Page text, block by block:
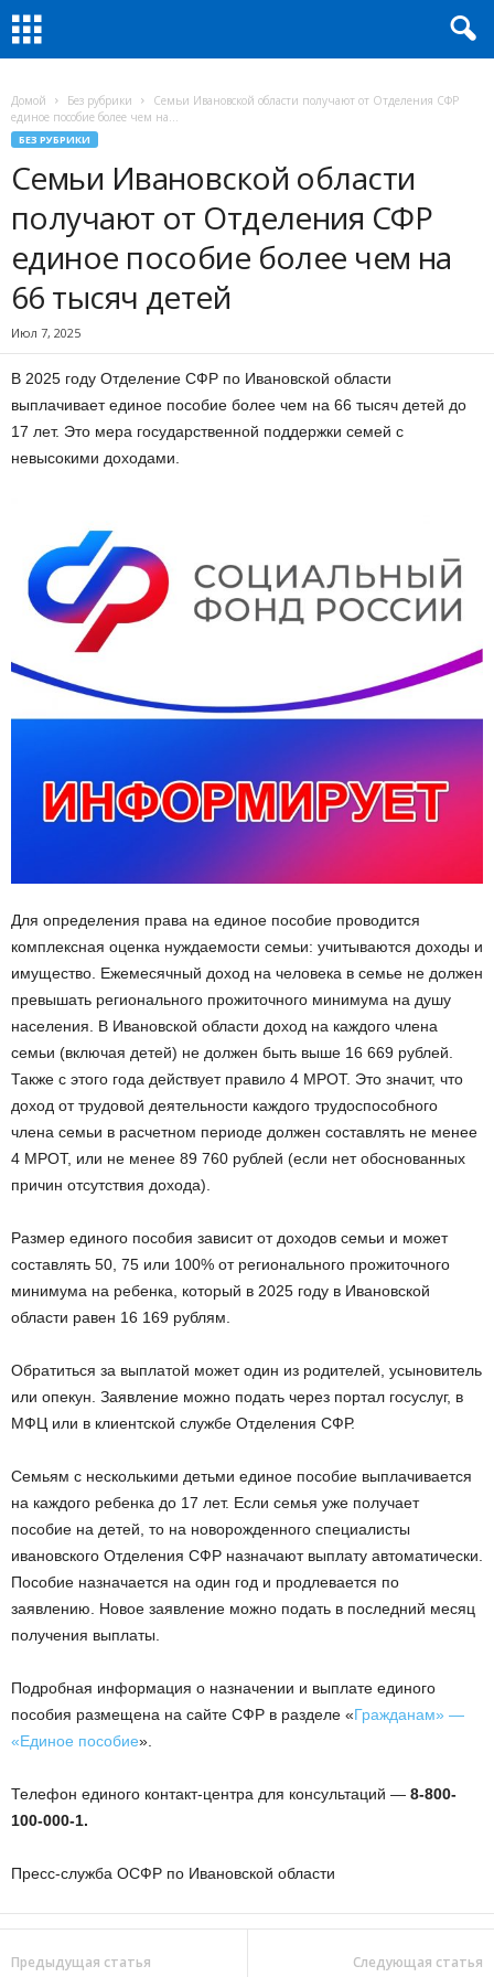
Домой Без рубрики
Семьи Ивановской области получают от Отделения СФР
единое пособие более чем на...
БЕЗ РУБРИКИ
Семьи Ивановской области
получают от Отделения СФР
единое пособие более чем на
66 тысяч детей
Июл 7, 2025
В 2025 году Отделение СФР по Ивановской области
выплачивает единое пособие более чем на 66 тысяч детей до
17 лет. Это мера государственной поддержки семей с
невысокими доходами.
Для определения права на единое пособие проводится
комплексная оценка нуждаемости семьи: учитываются доходы и
имущество. Ежемесячный доход на человека в семье не должен
превышать регионального прожиточного минимума на душу
населения. В Ивановской области доход на каждого члена
семьи (включая детей) не должен быть выше 16 669 рублей.
Также с этого года действует правило 4 МРОТ. Это значит, что
доход от трудовой деятельности каждого трудоспособного
члена семьи в расчетном периоде должен составлять не менее
4 МРОТ, или не менее 89 760 рублей (если нет обоснованных
причин отсутствия дохода).
Размер единого пособия зависит от доходов семьи и может
составлять 50, 75 или 100% от регионального прожиточного
минимума на ребенка, который в 2025 году в Ивановской
области равен 16 169 рублям.
Обратиться за выплатой может один из родителей, усыновитель
или опекун. Заявление можно подать через портал госуслуг, в
МФЦ или в клиентской службе Отделения СФР.
Семьям с несколькими детьми единое пособие выплачивается
на каждого ребенка до 17 лет. Если семья уже получает
пособие на детей, то на новорожденного специалисты
ивановского Отделения СФР назначают выплату автоматически.
Пособие назначается на один год и продлевается по
заявлению. Новое заявление можно подать в последний месяц
получения выплаты.
Подробная информация о назначении и выплате единого
пособия размещена на сайте СФР в разделе «Гражданам» —
«Единое пособие».
Телефон единого контакт-центра для консультаций — 8-800-
100-000-1.
Пресс-служба ОСФР по Ивановской области
Предыдущая статья Следующая статья